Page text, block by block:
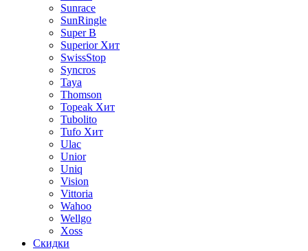
Sunrace
SunRingle
Super B
Superior Хит
SwissStop
Syncros
Taya
Thomson
Topeak Хит
Tubolito
Tufo Хит
Ulac
Unior
Uniq
Vision
Vittoria
Wahoo
Wellgo
Xoss
Скидки